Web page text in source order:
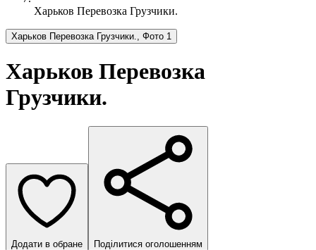
Харьков Перевозка Грузчики.
Харьков Перевозка Грузчики., Фото 1
Харьков Перевозка
Грузчики.
Додати в обране Поділитися оголошенням